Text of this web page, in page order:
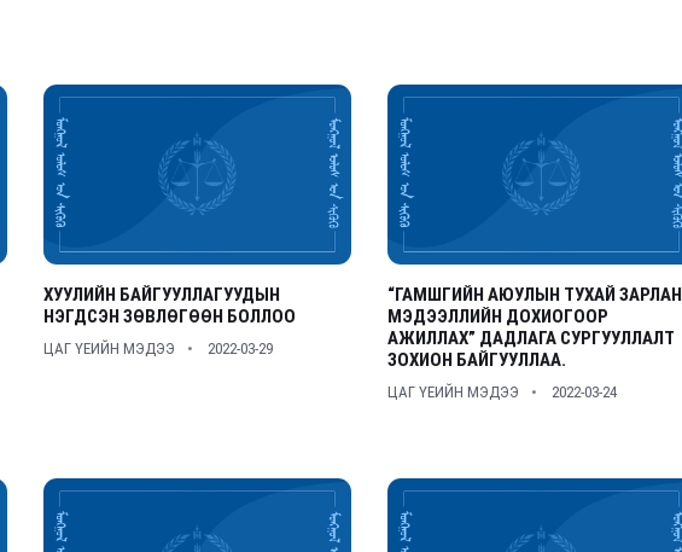
ХУУЛИЙН БАЙГУУЛЛАГУУДЫН
НЭГДСЭН ЗӨВЛӨГӨӨН БОЛЛОО
ЦАГ ҮЕИЙН МЭДЭЭ 2022-03-29
“ГАМШГИЙН АЮУЛЫН ТУХАЙ ЗАРЛАН
МЭДЭЭЛЛИЙН ДОХИОГООР
АЖИЛЛАХ” ДАДЛАГА СУРГУУЛЛАЛТ
ЗОХИОН БАЙГУУЛЛАА.
ЦАГ ҮЕИЙН МЭДЭЭ 2022-03-24